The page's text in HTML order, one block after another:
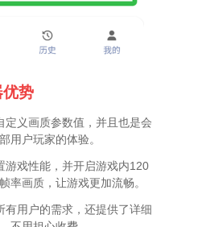
势
定义画质参数值，并且也是会
用户玩家的体验。
游戏性能，并开启游戏内120
率画质，让游戏更加流畅。
有用户的需求，还提供了详细